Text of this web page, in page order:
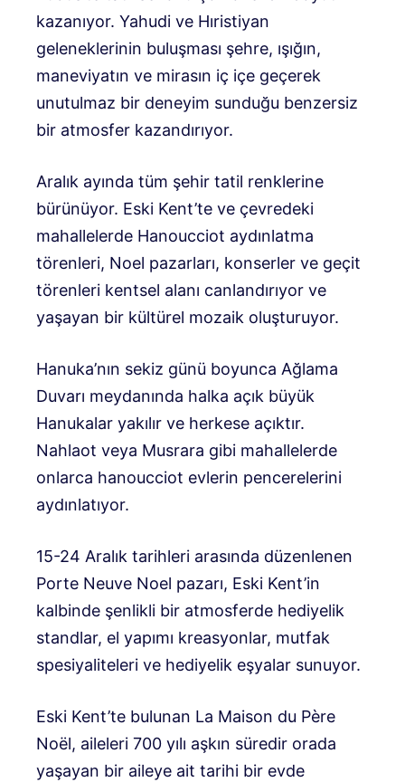
kazanıyor. Yahudi ve Hıristiyan
geleneklerinin buluşması şehre, ışığın,
maneviyatın ve mirasın iç içe geçerek
unutulmaz bir deneyim sunduğu benzersiz
bir atmosfer kazandırıyor.
Aralık ayında tüm şehir tatil renklerine
bürünüyor. Eski Kent’te ve çevredeki
mahallelerde Hanoucciot aydınlatma
törenleri, Noel pazarları, konserler ve geçit
törenleri kentsel alanı canlandırıyor ve
yaşayan bir kültürel mozaik oluşturuyor.
Hanuka’nın sekiz günü boyunca Ağlama
Duvarı meydanında halka açık büyük
Hanukalar yakılır ve herkese açıktır.
Nahlaot veya Musrara gibi mahallelerde
onlarca hanoucciot evlerin pencerelerini
aydınlatıyor.
15-24 Aralık tarihleri ​​arasında düzenlenen
Porte Neuve Noel pazarı, Eski Kent’in
kalbinde şenlikli bir atmosferde hediyelik
standlar, el yapımı kreasyonlar, mutfak
spesiyaliteleri ve hediyelik eşyalar sunuyor.
Eski Kent’te bulunan La Maison du Père
Noël, aileleri 700 yılı aşkın süredir orada
yaşayan bir aileye ait tarihi bir evde